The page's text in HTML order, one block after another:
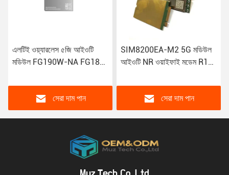
SIM8200EA-M2 5G মডিউল
আইওটি NR ওয়াইফাই মডেম R15
ওয়্যারলেস মডিউল Sim8300G
সেরা দাম পান
DWM1000 BOM UWB
ট্রান্সসিভার মডিউল DWM1001C
সেরা দাম পান